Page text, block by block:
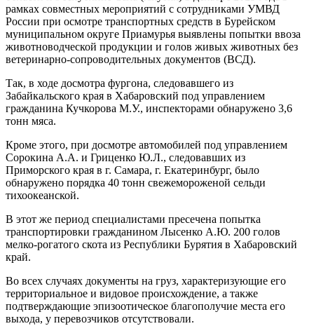
рамках совместных мероприятий с сотрудниками УМВД
России при осмотре транспортных средств в Бурейском
муниципальном округе Приамурья выявлены попытки ввоза
животноводческой продукции и голов живых животных без
ветеринарно-сопроводительных документов (ВСД).
Так, в ходе досмотра фургона, следовавшего из
Забайкальского края в Хабаровский под управлением
гражданина Кучкорова М.У., инспекторами обнаружено 3,6
тонн мяса.
Кроме этого, при досмотре автомобилей под управлением
Сорокина А.А. и Гриценко Ю.Л., следовавших из
Приморского края в г. Самара, г. Екатеринбург, было
обнаружено порядка 40 тонн свежемороженой сельди
тихоокеанской.
В этот же период специалистами пресечена попытка
транспортировки гражданином Лысенко А.Ю. 200 голов
мелко-рогатого скота из Республики Бурятия в Хабаровский
край.
Во всех случаях документы на груз, характеризующие его
территориальное и видовое происхождение, а также
подтверждающие эпизоотическое благополучие места его
выхода, у перевозчиков отсутствовали.